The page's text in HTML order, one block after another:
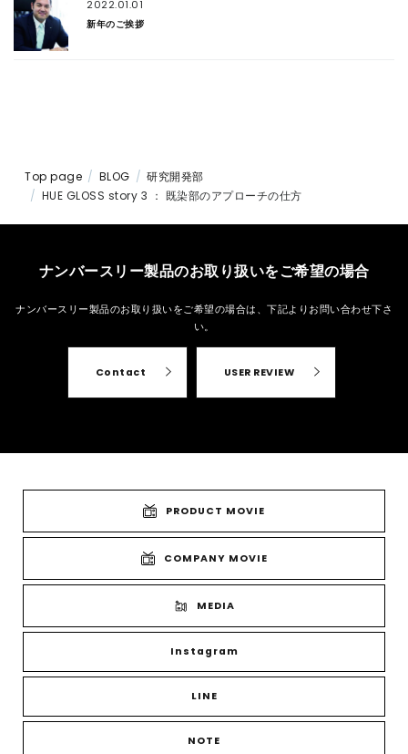
2022.01.01
新年のご挨拶
Top page BLOG
研究開発部
HUE GLOSS story 3 ： 既染部のアプローチの仕方
ナンバースリー製品のお取り扱いをご希望の場合
ナンバースリー製品のお取り扱いをご希望の場合は、 下記よりお問い合わせ下さ
い。
Contact USER REVIEW
PRODUCT MOVIE
COMPANY MOVIE
MEDIA
Instagram
LINE
NOTE